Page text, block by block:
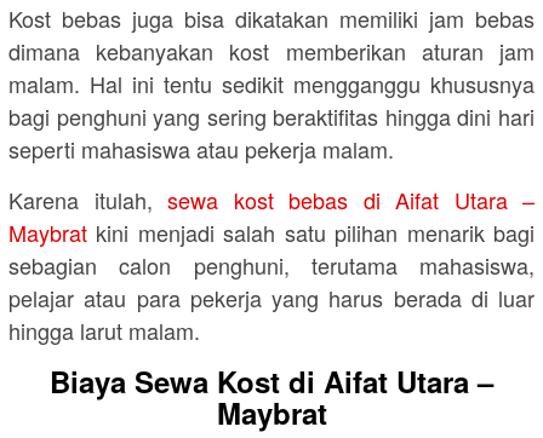
Kost bebas juga bisa dikatakan memiliki jam bebas
dimana kebanyakan kost memberikan aturan jam
malam. Hal ini tentu sedikit mengganggu khususnya
bagi penghuni yang sering beraktifitas hingga dini hari
seperti mahasiswa atau pekerja malam.
Karena itulah, sewa kost bebas di Aifat Utara –
Maybrat kini menjadi salah satu pilihan menarik bagi
sebagian calon penghuni, terutama mahasiswa,
pelajar atau para pekerja yang harus berada di luar
hingga larut malam.
Biaya Sewa Kost di Aifat Utara –
Maybrat